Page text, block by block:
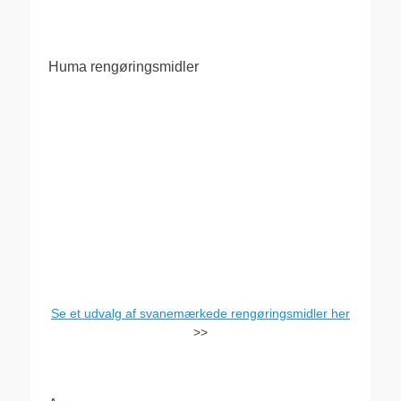
Huma rengøringsmidler
Se et udvalg af svanemærkede rengøringsmidler her
>>